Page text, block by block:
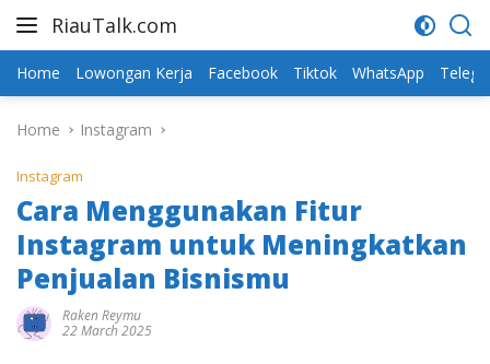
RiauTalk.com
Update
Terkini
Home Lowongan Kerja Facebook Tiktok WhatsApp
Home Instagram
Instagram
Cara Menggunakan Fitur
Instagram untuk Meningkatkan
Penjualan Bisnismu
Raken Reymu
22 March 2025